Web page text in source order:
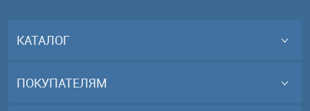
КАТАЛОГ
ПОКУПАТЕЛЯМ